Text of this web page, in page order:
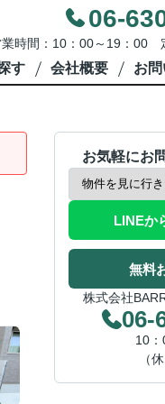
06-
時間：10：00～19：00
す 会社概要 お
お気軽にお
LINEか
無料
株式会社
06-
10
（